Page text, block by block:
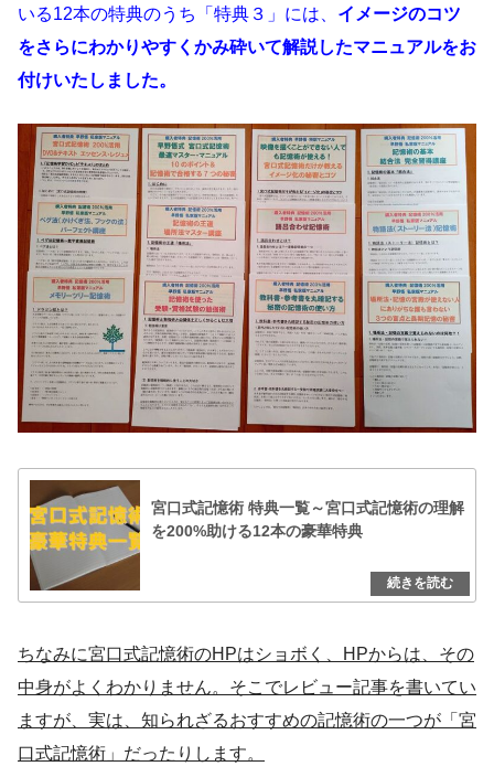
いる12本の特典のうち「特典３」には、 イメージのコツ
をさらにわかりやすくかみ砕いて解説したマニュアルをお
付けいたしました。
宮口式記憶術 特典一覧～宮口式記憶術の理解
を200%助ける12本の豪華特典
ちなみに宮口式記憶術のHPはショボく、HPからは、その
中身がよくわかりません。そこでレビュー記事を書いてい
ますが、実は、知られざるおすすめの記憶術の一つが「宮
口式記憶術」だったりします。